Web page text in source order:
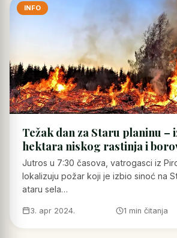
INFO
Težak dan za Staru planinu –
hektara niskog rastinja i
Jutros u 7:30 časova, vatrogasci iz
lokalizuju požar koji je izbio sinoć na
ataru sela…
3. apr 2024. 1 min čitanja